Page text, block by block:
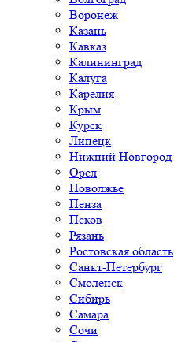
Воронеж
Казань
Кавказ
Калининград
Калуга
Карелия
Крым
Курск
Липецк
Нижний Новгород
Орел
Поволжье
Пенза
Псков
Рязань
Ростовская область
Санкт-Петербург
Смоленск
Сибирь
Самара
Сочи